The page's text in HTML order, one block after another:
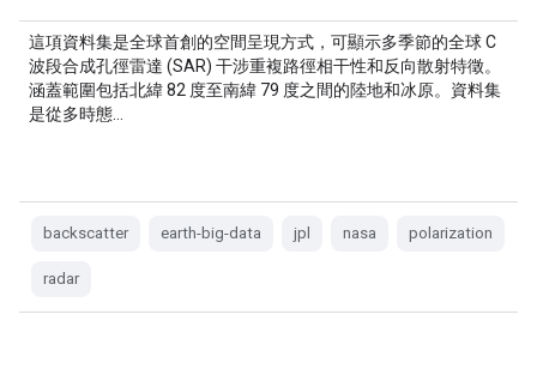
這項資料集是全球首創的空間呈現方式，可顯示多季節的全球 C
波段合成孔徑雷達 (SAR) 干涉重複路徑相干性和反向散射特徵。
涵蓋範圍包括北緯 82 度至南緯 79 度之間的陸地和冰原。資料集
是從多時態…
backscatter earth-big-data jpl nasa polarization
radar